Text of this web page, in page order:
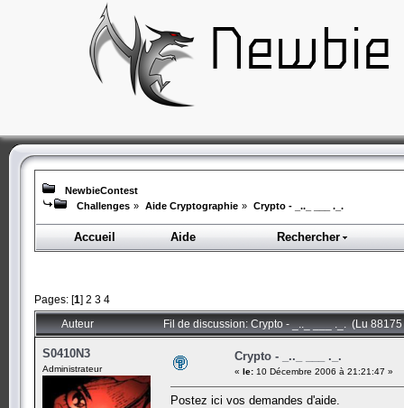
NewbieContest
Challenges » Aide Cryptographie » Crypto - _.._ ___ ._.
Accueil Aide Rechercher
Pages: [1] 2 3 4
Auteur Fil de discussion: Crypto - _.._ ___ ._. (Lu 88175
S0410N3
Administrateur
Crypto - _.._ ___ ._.
« le: 10 Décembre 2006 à 21:21:47 »
Postez ici vos demandes d'aide.